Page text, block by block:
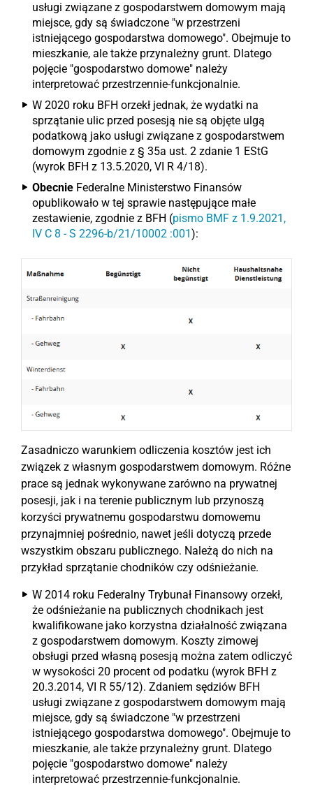
usługi związane z gospodarstwem domowym mają
miejsce, gdy są świadczone "w przestrzeni
istniejącego gospodarstwa domowego". Obejmuje to
mieszkanie, ale także przynależny grunt. Dlatego
pojęcie "gospodarstwo domowe" należy
interpretować przestrzennie-funkcjonalnie.
W 2020 roku BFH orzekł jednak, że wydatki na
sprzątanie ulic przed posesją nie są objęte ulgą
podatkową jako usługi związane z gospodarstwem
domowym zgodnie z § 35a ust. 2 zdanie 1 EStG
(wyrok BFH z 13.5.2020, VI R 4/18).
Obecnie Federalne Ministerstwo Finansów
opublikowało w tej sprawie następujące małe
zestawienie, zgodnie z BFH (pismo BMF z 1.9.2021,
IV C 8 - S 2296-b/21/10002 :001):
Zasadniczo warunkiem odliczenia kosztów jest ich
związek z własnym gospodarstwem domowym. Różne
prace są jednak wykonywane zarówno na prywatnej
posesji, jak i na terenie publicznym lub przynoszą
korzyści prywatnemu gospodarstwu domowemu
przynajmniej pośrednio, nawet jeśli dotyczą przede
wszystkim obszaru publicznego. Należą do nich na
przykład sprzątanie chodników czy odśnieżanie.
W 2014 roku Federalny Trybunał Finansowy orzekł,
że odśnieżanie na publicznych chodnikach jest
kwalifikowane jako korzystna działalność związana
z gospodarstwem domowym. Koszty zimowej
obsługi przed własną posesją można zatem odliczyć
w wysokości 20 procent od podatku (wyrok BFH z
20.3.2014, VI R 55/12). Zdaniem sędziów BFH
usługi związane z gospodarstwem domowym mają
miejsce, gdy są świadczone "w przestrzeni
istniejącego gospodarstwa domowego". Obejmuje to
mieszkanie, ale także przynależny grunt. Dlatego
pojęcie "gospodarstwo domowe" należy
interpretować przestrzennie-funkcjonalnie.